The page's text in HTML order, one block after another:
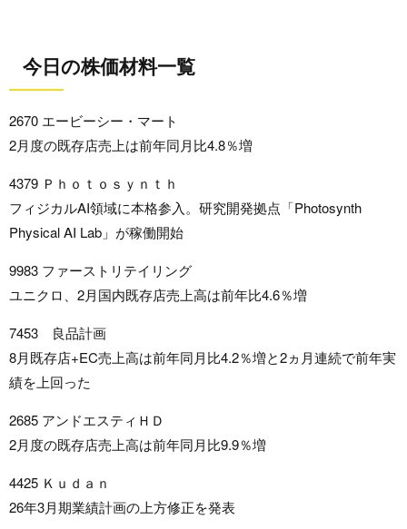
今日の株価材料一覧
2670 エービーシー・マート
2月度の既存店売上は前年同月比4.8％増
4379 Ｐｈｏｔｏｓｙｎｔｈ
フィジカルAI領域に本格参入。研究開発拠点「Photosynth
Physical AI Lab」が稼働開始
9983 ファーストリテイリング
ユニクロ、2月国内既存店売上高は前年比4.6％増
7453 良品計画
8月既存店+EC売上高は前年同月比4.2％増と2ヵ月連続で前年実
績を上回った
2685 アンドエスティＨＤ
2月度の既存店売上高は前年同月比9.9％増
4425 Ｋｕｄａｎ
26年3月期業績計画の上方修正を発表